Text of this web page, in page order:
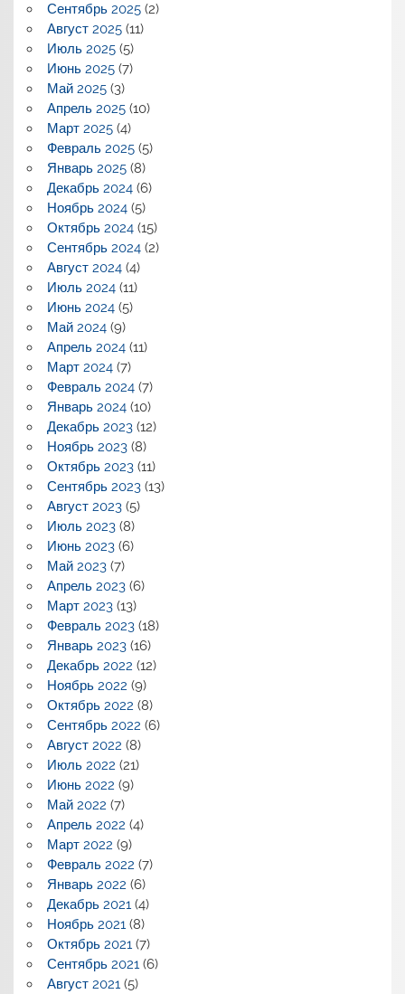
Сентябрь 2025(2)
Август 2025(11)
Июль 2025(5)
Июнь 2025(7)
Май 2025(3)
Апрель 2025(10)
Март 2025(4)
Февраль 2025(5)
Январь 2025(8)
Декабрь 2024(6)
Ноябрь 2024(5)
Октябрь 2024(15)
Сентябрь 2024(2)
Август 2024(4)
Июль 2024(11)
Июнь 2024(5)
Май 2024(9)
Апрель 2024(11)
Март 2024(7)
Февраль 2024(7)
Январь 2024(10)
Декабрь 2023(12)
Ноябрь 2023(8)
Октябрь 2023(11)
Сентябрь 2023(13)
Август 2023(5)
Июль 2023(8)
Июнь 2023(6)
Май 2023(7)
Апрель 2023(6)
Март 2023(13)
Февраль 2023(18)
Январь 2023(16)
Декабрь 2022 (12)
Ноябрь 2022 (9)
Октябрь 2022 (8)
Сентябрь 2022 (6)
Август 2022 (8)
Июль 2022 (21)
Июнь 2022 (9)
Май 2022 (7)
Апрель 2022 (4)
Март 2022 (9)
Февраль 2022 (7)
Январь 2022 (6)
Декабрь 2021(4)
Ноябрь 2021(8)
Октябрь 2021(7)
Сентябрь 2021(6)
Август 2021(5)